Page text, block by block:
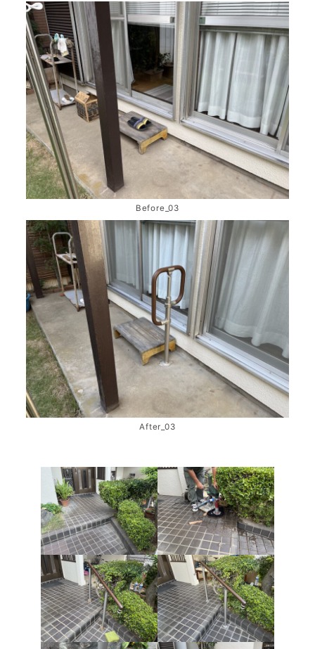
Before_03
After_03